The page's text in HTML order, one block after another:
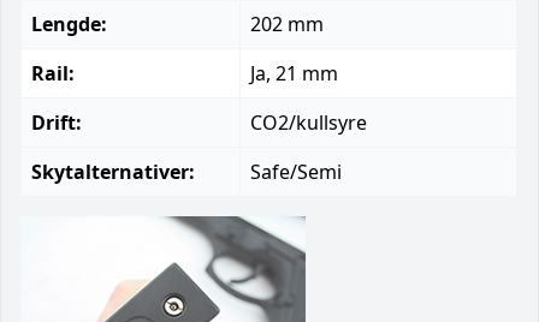
Lengde:
202 mm
Rail:
Ja, 21 mm
Drift:
CO2/kullsyre
Skytalternativer:
Safe/Semi